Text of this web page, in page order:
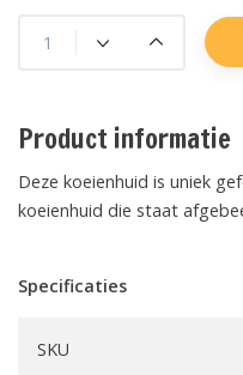
Product informatie
Deze koeienhuid is uniek
koeienhuid die staat
Specificaties
SKU